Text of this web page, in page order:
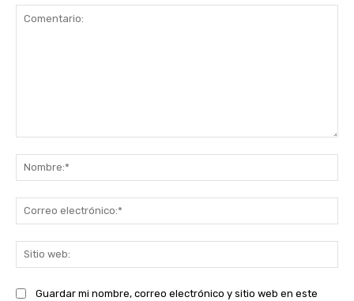
Guardar mi nombre, correo electrónico y sitio web en este